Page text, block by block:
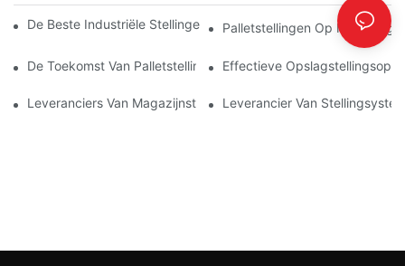
De Beste Industriële Stellingen Voor Efficiënt Magazijnbeheer
Palletstellingen Op Maat:
De Toekomst Van Palletstellingen: Trends En Innovaties
Effectieve
Leveranciers Van Magazijnstellingen: Waar Moet U Op Letten?
Leverancier Van